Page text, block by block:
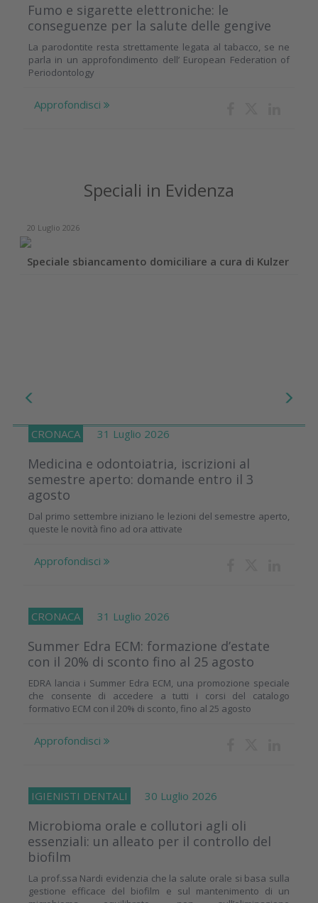
Fumo e sigarette elettroniche: le
conseguenze per la salute delle gengive
La parodontite resta strettamente legata al tabacco, se ne
parla in un approfondimento dell’ European Federation of
Periodontology
Approfondisci
Speciali in Evidenza
20 Luglio 2026
Speciale sbiancamento domiciliare a cura di Kulzer
CRONACA 31 Luglio 2026
Medicina e odontoiatria, iscrizioni al
semestre aperto: domande entro il 3
agosto
Dal primo settembre iniziano le lezioni del semestre aperto,
queste le novità fino ad ora attivate
Approfondisci
CRONACA 31 Luglio 2026
Summer Edra ECM: formazione d’estate
con il 20% di sconto fino al 25 agosto
EDRA lancia i Summer Edra ECM, una promozione speciale
che consente di accedere a tutti i corsi del catalogo
formativo ECM con il 20% di sconto, fino al 25 agosto
Approfondisci
IGIENISTI DENTALI 30 Luglio 2026
Microbioma orale e collutori agli oli
essenziali: un alleato per il controllo del
biofilm
La prof.ssa Nardi evidenzia che la salute orale si basa sulla
gestione efficace del biofilm e sul mantenimento di un